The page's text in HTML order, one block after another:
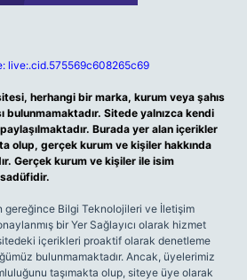
live:.cid.575569c608265c69
herhangi bir marka, kurum veya şahıs
bulunmamaktadır. Sitede yalnızca kendi
paylaşılmaktadır. Burada yer alan içerikler
olup, gerçek kurum ve kişiler hakkında
Gerçek kurum ve kişiler ile isim
gereğince Bilgi Teknolojileri ve İletişim
bir Yer Sağlayıcı olarak hizmet
içerikleri proaktif olarak denetleme
bulunmamaktadır. Ancak, üyelerimiz
taşımakta olup, siteye üye olarak